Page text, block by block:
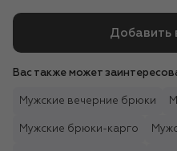
Добавить
Вас также может
Мужские вечерние брюки
Мужские брюки-карго